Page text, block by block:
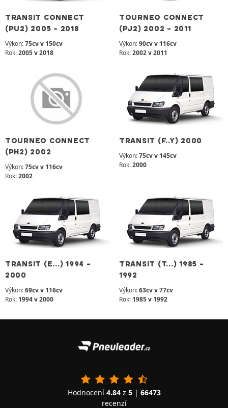
TRANSIT CONNECT
(PU2) 2005 - 2018
Výkon:75cv v 150cv
Rok:2005 v 2018
TOURNEO CONNECT
(PJ2) 2002 - 2011
Výkon:90cv v 116cv
Rok:2002 v 2011
TOURNEO CONNECT
(PH2) 2002
Výkon:75cv v 116cv
Rok:2002
TRANSIT (F..Y) 2000
Výkon:75cv v 145cv
Rok:2000
TRANSIT (E...) 1994 -
2000
Výkon:69cv v 116cv
Rok: 1994 v 2000
TRANSIT (T...) 1985 -
1992
Výkon:63cv v 77cv
Rok: 1985 v 1992
Hodnocení 4.84z 5| 66473
recenzí